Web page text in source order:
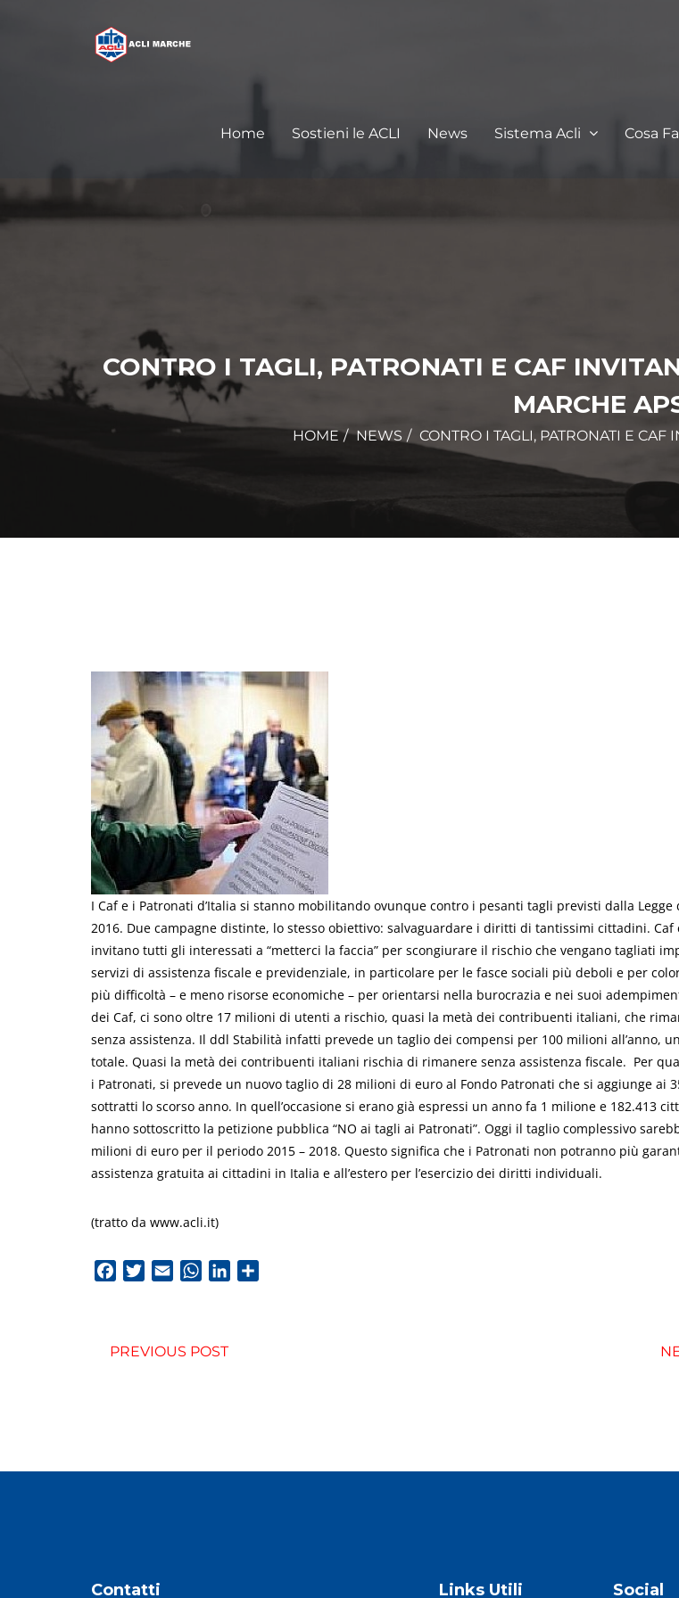
Home Sostieni le ACLI News Sistema Acli Cosa
CONTRO I TAGLI, PATRONATI E CAF
MARCHE
HOME NEWS CONTRO I TAGLI, PATRONATI E CAF
I Caf e i Patronati d’Italia si stanno mobilitando ovunque contro i pesanti tagli previsti dalla Legge
2016. Due campagne distinte, lo stesso obiettivo: salvaguardare i diritti di tantissimi cittadini. Caf
invitano tutti gli interessati a “metterci la faccia” per scongiurare il rischio che vengano tagliati
servizi di assistenza fiscale e previdenziale, in particolare per le fasce sociali più deboli e per
più difficoltà – e meno risorse economiche – per orientarsi nella burocrazia e nei suoi
dei Caf, ci sono oltre 17 milioni di utenti a rischio, quasi la metà dei contribuenti italiani, che
senza assistenza. Il ddl Stabilità infatti prevede un taglio dei compensi per 100 milioni all’anno,
totale. Quasi la metà dei contribuenti italiani rischia di rimanere senza assistenza fiscale. Per
i Patronati, si prevede un nuovo taglio di 28 milioni di euro al Fondo Patronati che si aggiunge ai
sottratti lo scorso anno. In quell’occasione si erano già espressi un anno fa 1 milione e 182.413
hanno sottoscritto la petizione pubblica “NO ai tagli ai Patronati”. Oggi il taglio complessivo
milioni di euro per il periodo 2015 – 2018. Questo significa che i Patronati non potranno più
assistenza gratuita ai cittadini in Italia e all’estero per l’esercizio dei diritti individuali.
(tratto da www.acli.it)
FacebookTwitterEmail WhatsApp
LinkedIn
PREVIOUS POST
Contatti Links Utili Social